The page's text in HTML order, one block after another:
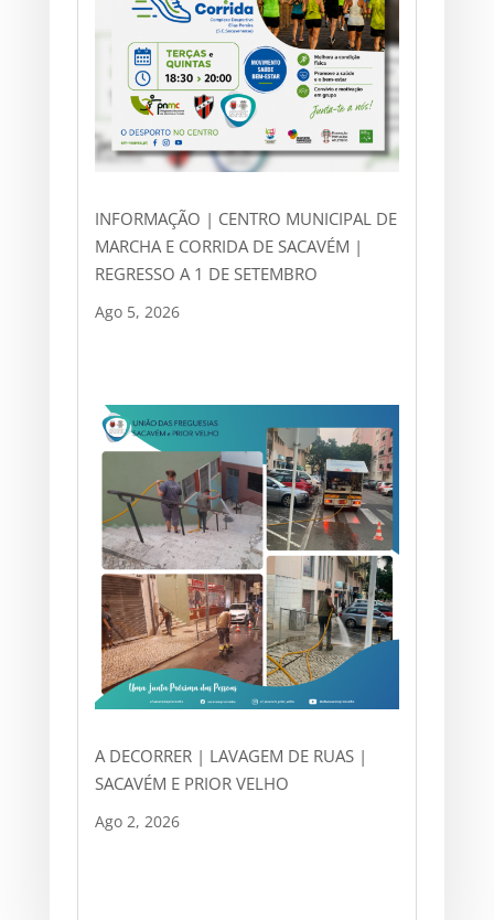
INFORMAÇÃO | CENTRO MUNICIPAL DE
MARCHA E CORRIDA DE SACAVÉM |
REGRESSO A 1 DE SETEMBRO
Ago 5, 2026
A DECORRER | LAVAGEM DE RUAS |
SACAVÉM E PRIOR VELHO
Ago 2, 2026